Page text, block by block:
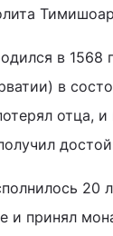
в 1568
в
отца,
20
и принял